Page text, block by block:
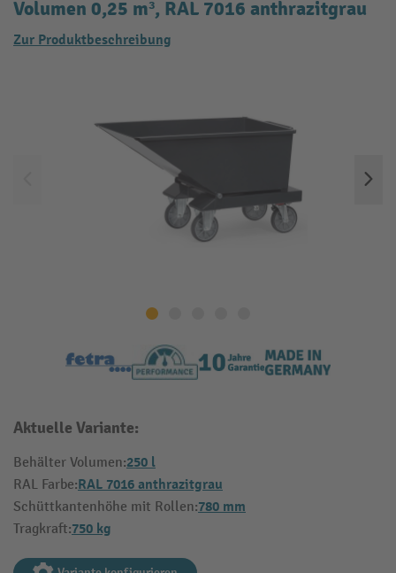
Volumen 0,25 m³, RAL 7016 anthrazitgrau
Zur Produktbeschreibung
Aktuelle Variante:
Behälter Volumen:250 l
RAL Farbe:RAL 7016 anthrazitgrau
Schüttkantenhöhe mit Rollen:780 mm
Tragkraft:750 kg